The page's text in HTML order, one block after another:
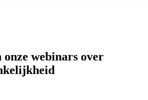
onze webinars over